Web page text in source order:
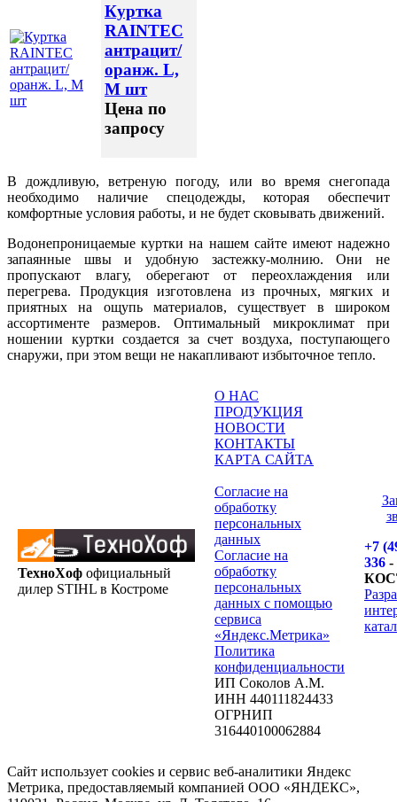
Куртка
RAINTEC
антрацит/
оранж. L,
M шт
Цена по
запросу
В дождливую, ветреную погоду, или во время снегопада
необходимо наличие спецодежды, которая обеспечит
комфортные условия работы, и не будет сковывать движений.
Водонепроницаемые куртки на нашем сайте имеют надежно
запаянные швы и удобную застежку-молнию. Они не
пропускают влагу, оберегают от переохлаждения или
перегрева. Продукция изготовлена из прочных, мягких и
приятных на ощупь материалов, существует в широком
ассортименте размеров. Оптимальный микроклимат при
ношении куртки создается за счет воздуха, поступающего
снаружи, при этом вещи не накапливают избыточное тепло.
ТехноХоф официальный
дилер STIHL в Костроме
О НАС
ПРОДУКЦИЯ
НОВОСТИ
КОНТАКТЫ
КАРТА САЙТА
Согласие на
обработку
персональных
данных
Согласие на
обработку
персональных
данных с помощью
сервиса
«Яндекс.Метрика»
Политика
конфиденциальности
ИП Соколов А.М.
ИНН 440111824433
ОГРНИП
316440100062884
+7
336 -
Сайт использует cookies и сервис веб-аналитики Яндекс
Метрика, предоставляемый компанией ООО «ЯНДЕКС»,